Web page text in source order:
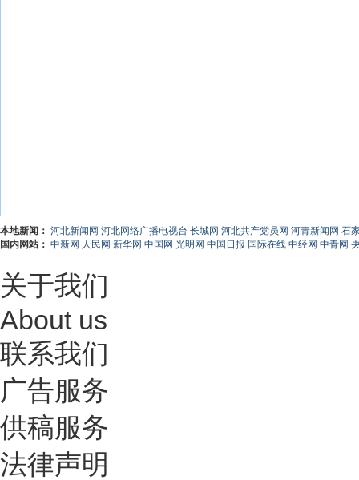
本地新闻： 河北新闻网 河北网络广播电视台 长城网 河北共产党员网 河青新闻网 石
国内网站： 中新网 人民网 新华网 中国网 光明网 中国日报 国际在线 中经网 中青网
关于我们
About us
联系我们
广告服务
供稿服务
法律声明